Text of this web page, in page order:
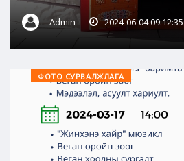
Admin 2024-06-04 09:12:35
ФОТО СУРВАЛЖЛАГА